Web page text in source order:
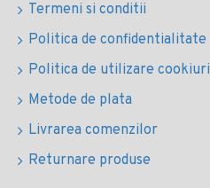
Termeni si conditii
Politica de confidentialitate
Politica de utilizare cookiuri
Metode de plata
Livrarea comenzilor
Returnare produse